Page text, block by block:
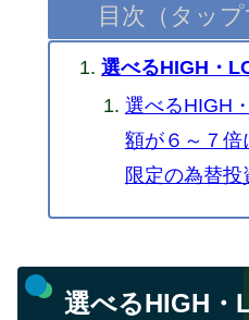
目次（タップ
選べるHIGH・
選べるHIGH
額が６～７倍
限定の為替投
選べるHIGH・